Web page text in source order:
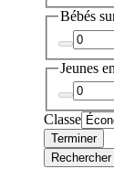
Bébés
Jeunes
Classe
Terminer
Rechercher